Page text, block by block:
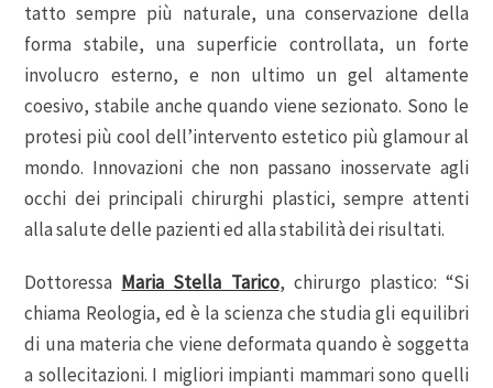
tatto sempre più naturale, una conservazione della
forma stabile, una superficie controllata, un forte
involucro esterno, e non ultimo un gel altamente
coesivo, stabile anche quando viene sezionato. Sono le
protesi più cool dell’intervento estetico più glamour al
mondo. Innovazioni che non passano inosservate agli
occhi dei principali chirurghi plastici, sempre attenti
alla salute delle pazienti ed alla stabilità dei risultati.
Dottoressa Maria Stella Tarico, chirurgo plastico: “Si
chiama Reologia, ed è la scienza che studia gli equilibri
di una materia che viene deformata quando è soggetta
a sollecitazioni. I migliori impianti mammari sono quelli